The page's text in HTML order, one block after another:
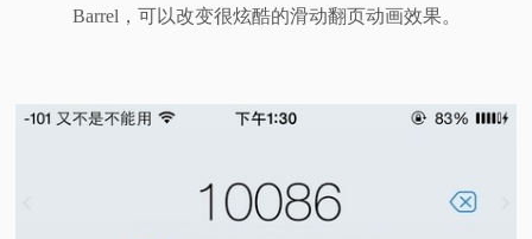
Barrel，可以改变很炫酷的滑动翻页动画效果。